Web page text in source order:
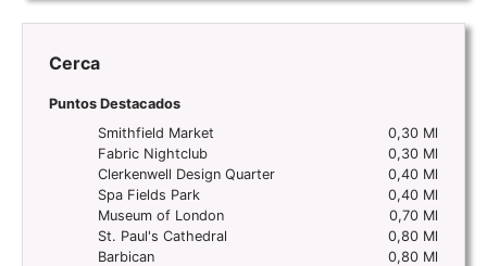
Cerca
Puntos Destacados
Smithfield Market
0,30 Ml
Fabric Nightclub
0,30 Ml
Clerkenwell Design Quarter
0,40 Ml
Spa Fields Park
0,40 Ml
Museum of London
0,70 Ml
St. Paul's Cathedral
0,80 Ml
Barbican
0,80 Ml